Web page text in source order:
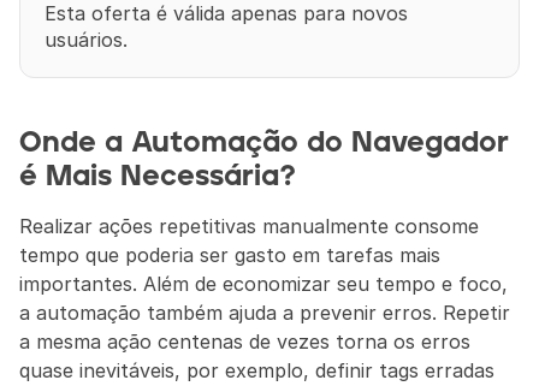
Esta oferta é válida apenas para novos
usuários.
Onde a Automação do Navegador
é Mais Necessária?
Realizar ações repetitivas manualmente consome
tempo que poderia ser gasto em tarefas mais
importantes. Além de economizar seu tempo e foco,
a automação também ajuda a prevenir erros. Repetir
a mesma ação centenas de vezes torna os erros
quase inevitáveis, por exemplo, definir tags erradas